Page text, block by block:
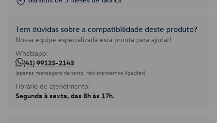
Tem dúvidas sobre a compatibilidade deste produto?
Nossa equipe especializada está pronta para ajudar!
Whatsapp:
(41) 99125-2143
(apenas mensagens de texto, não atendemos ligações)
Horário de atendimento:
Segunda à sexta, das 8h às 17h.